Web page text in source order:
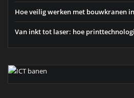
Hoe veilig werken met bouwkranen
Van inkt tot laser: hoe